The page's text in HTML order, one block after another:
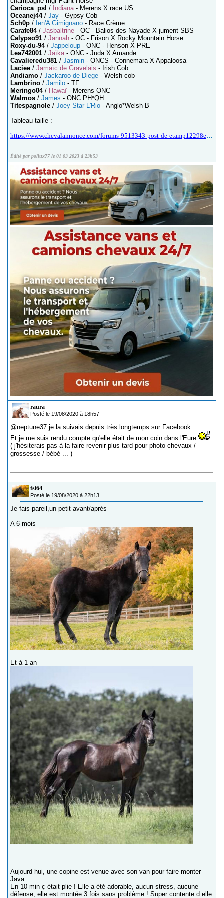
Carioca_psl / Indiana- Merens X race US
Oceanej44/ Jay - Gypsy Cob
Sch0p / Ien'A Gimignano - Race Crème
Carafe84/ Jasbaltrine - OC - Balios des Nayade X jument SBS
Calypso91 / Jannah - OC - Frison X Rocky Mountain Horse
Roxy-du-94/ Jappeloup - ONC - Henson X PRE
Lea742001 / Jaïka- ONC - Juda X Amande
Cavalieredu381 / Jasmin - ONCS - Connemara X Appaloosa
Laciee / Jamaïc de Gravelais - Irish Cob
Andiamo / Jackaroo de Diege - Welsh cob
Lambrino / Jamilo - TF
Meringo04/ Hawaï - Merens ONC
Walmos / James - ONC PH*QH
Titespagnole / Joey Star L'Rio - Anglo*Welsh B
Tableau taille :
https://www.chevalannonce.com/forums-9513343-post-de-etamp12298eetamp12299-1-an-en-2015?p=16
Édité par pollux77 le 01-03-2023 à 23h53
raura
Posté le 19/08/2020 à 18h57
@neptune37 je la suivais depuis très longtemps sur Facebook
Et je me suis rendu compte qu'elle était de mon coin dans l'Eure
( j'hésiterais pas à la faire revenir plus tard pour photo chevaux /
grossesse / bébé ... )
fsi64
Posté le 19/08/2020 à 22h13
Je fais pareil,un petit avant/après
A 6 mois
Et à 1 an
Aujourd hui, une copine est venue avec son van pour faire monter
Java.
En 10 min ç était plie ! Elle a été adorable, aucun stress, aucune
défense, elle est montée 3 fois sans problème ! Super contente d elle